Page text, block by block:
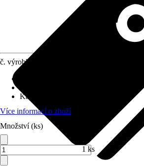
č. výrobku
Kapacita akumulátoru
Více informací o zboží
Množství (ks)
1 ks